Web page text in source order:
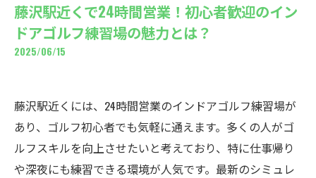
藤沢駅近くで24時間営業！初心者歓迎のイン
ドアゴルフ練習場の魅力とは？
2025/06/15
藤沢駅近くには、24時間営業のインドアゴルフ練習場が
あり、ゴルフ初心者でも気軽に通えます。多くの人がゴ
ルフスキルを向上させたいと考えており、特に仕事帰り
や深夜にも練習できる環境が人気です。最新のシミュレ